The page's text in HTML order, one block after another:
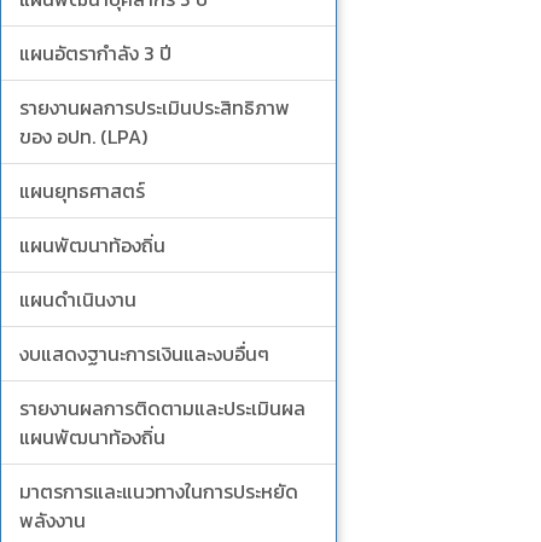
แผนอัตรากำลัง 3 ปี
รายงานผลการประเมินประสิทธิภาพ
ของ อปท. (LPA)
แผนยุทธศาสตร์
แผนพัฒนาท้องถิ่น
แผนดำเนินงาน
งบแสดงฐานะการเงินและงบอื่นๆ
รายงานผลการติดตามและประเมินผล
แผนพัฒนาท้องถิ่น
มาตรการและแนวทางในการประหยัด
พลังงาน